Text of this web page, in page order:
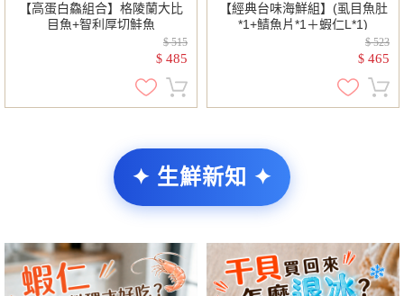
【高蛋白鱻組合】格陵蘭大比
目魚+智利厚切鮭魚
$ 515
$ 485
【經典台味海鮮組】(虱目魚肚
*1+鯖魚片*1＋蝦仁L*1)
$ 523
$ 465
✦ 生鮮新知 ✦